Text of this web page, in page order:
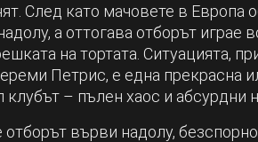
След като мачовете в Европа
а оттогава отборът
на тортата. Ситуацията,
Петрис, е една прекрасна
клубът – пълен хаос и абсурдни
отборът върви надолу,